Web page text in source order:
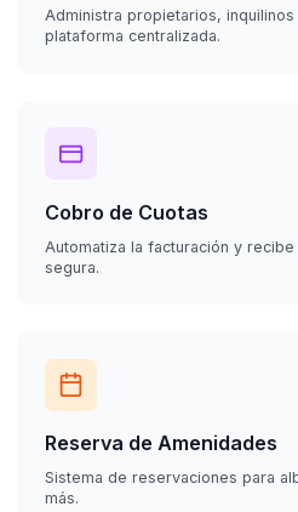
Administra propietarios,
plataforma centralizada.
Cobro de Cuotas
Automatiza la facturación y
segura.
Reserva de Amenidades
Sistema de reservaciones para
más.